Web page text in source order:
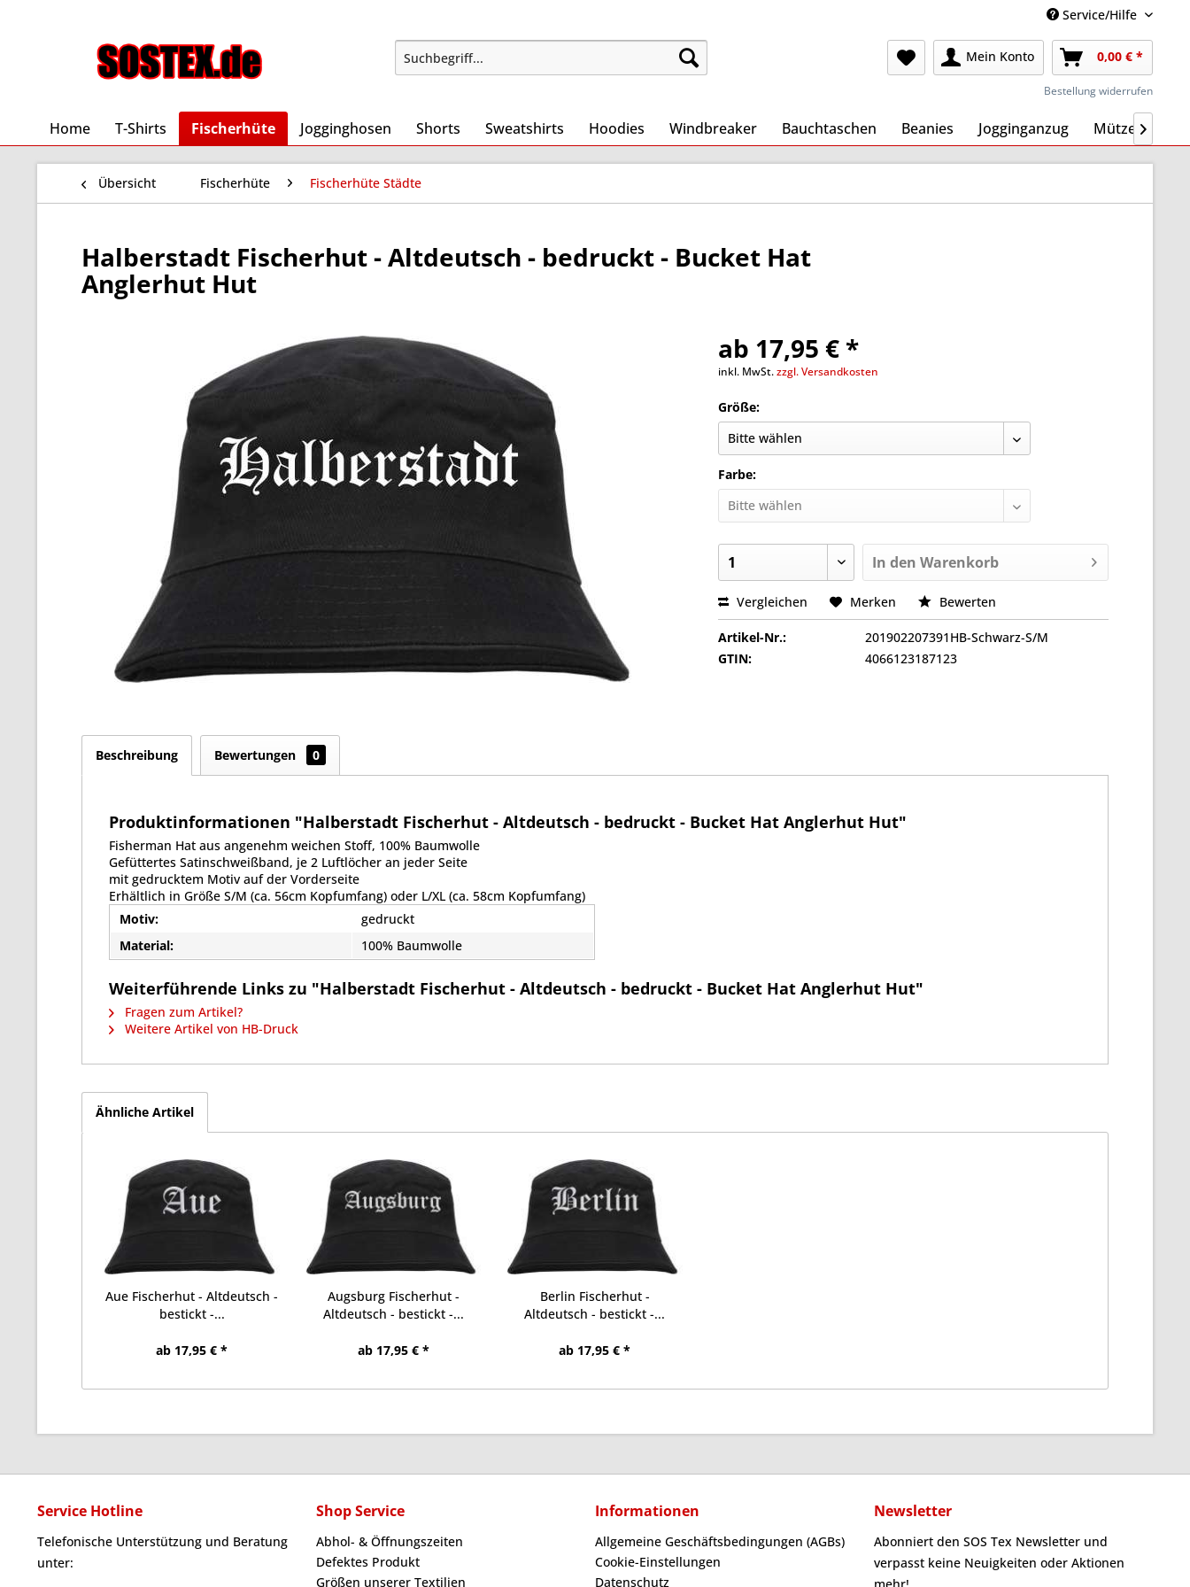
Service/Hilfe
Mein Konto 0,00 € *
Bestellung widerrufen
Home T-Shirts Fischerhüte Jogginghosen Shorts Sweatshirts Hoodies Windbreaker Bauchtaschen Beanies Jogginganzug Mützen
Übersicht Fischerhüte Fischerhüte Städte
Halberstadt Fischerhut - Altdeutsch - bedruckt - Bucket Hat
Anglerhut Hut
ab 17,95 € *
inkl. MwSt.zzgl. Versandkosten
Größe:
Farbe:
In den Warenkorb
Vergleichen Merken Bewerten
Artikel-Nr.:
201902207391HB-Schwarz-S/M
GTIN:
4066123187123
Beschreibung Bewertungen 0
Produktinformationen "Halberstadt Fischerhut - Altdeutsch - bedruckt - Bucket Hat Anglerhut Hut"
Fisherman Hat aus angenehm weichen Stoff, 100% Baumwolle
Gefüttertes Satinschweißband, je 2 Luftlöcher an jeder Seite
mit gedrucktem Motiv auf der Vorderseite
Erhältlich in Größe S/M (ca. 56cm Kopfumfang) oder L/XL (ca. 58cm Kopfumfang)
Motiv:
gedruckt
Material:
100% Baumwolle
Weiterführende Links zu "Halberstadt Fischerhut - Altdeutsch - bedruckt - Bucket Hat Anglerhut Hut"
Fragen zum Artikel?
Weitere Artikel von HB-Druck
Ähnliche Artikel
Aue Fischerhut - Altdeutsch -
bestickt -...
ab 17,95 € *
Augsburg Fischerhut -
Altdeutsch - bestickt -...
ab 17,95 € *
Berlin Fischerhut -
Altdeutsch - bestickt -...
ab 17,95 € *
Service Hotline
Telefonische Unterstützung und Beratung
unter:
Shop Service
Abhol- & Öffnungszeiten
Defektes Produkt
Größen unserer Textilien
Informationen
Allgemeine Geschäftsbedingungen (AGBs)
Cookie-Einstellungen
Datenschutz
Newsletter
Abonniert den SOS Tex Newsletter und
verpasst keine Neuigkeiten oder Aktionen